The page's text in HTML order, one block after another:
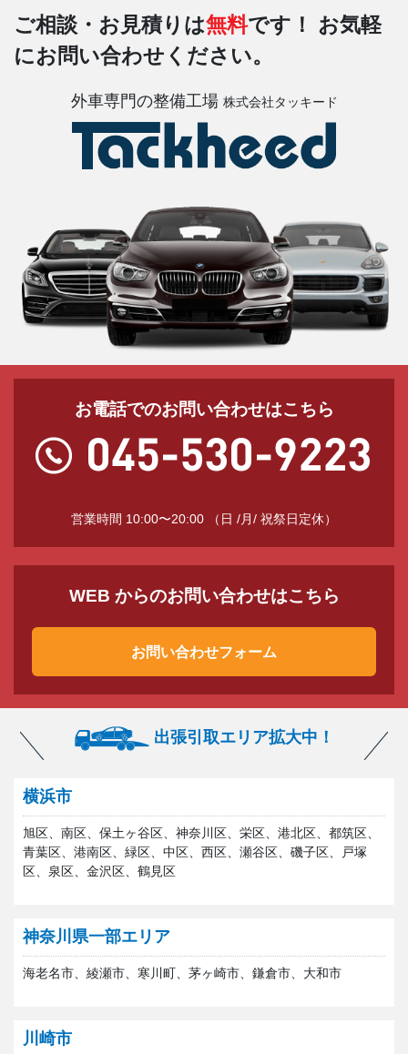
ご相談・お見積りは無料です！
お気軽
にお問い合わせください。
外車専門の整備工場 株式会社タッキード
お電話でのお問い合わせはこちら
営業時間 10:00〜20:00 （日 /月/ 祝祭日定休）
WEB からのお問い合わせはこちら
お問い合わせフォーム
出張引取エリア拡大中！
横浜市
旭区、南区、保土ヶ谷区、神奈川区、栄区、港北区、都筑区、
青葉区、港南区、緑区、中区、西区、瀬谷区、磯子区、戸塚
区、泉区、金沢区、鶴見区
神奈川県一部エリア
海老名市、綾瀬市、寒川町、茅ヶ崎市、鎌倉市、大和市
川崎市